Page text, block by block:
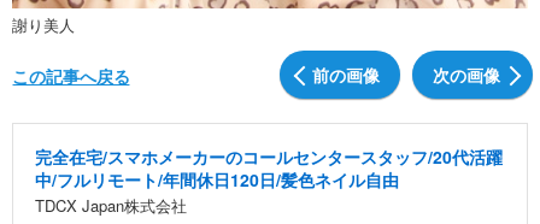
謝り美人
前の画像 次の画像
この記事へ戻る
完全在宅/スマホメーカーのコールセンタースタッフ/20代活躍
中/フルリモート/年間休日120日/髪色ネイル自由
TDCX Japan株式会社